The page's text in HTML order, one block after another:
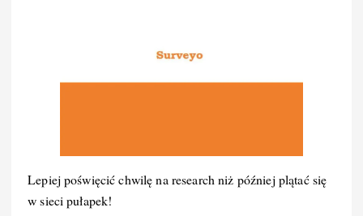
Lepiej poświęcić chwilę na research niż później plątać się
w sieci pułapek!